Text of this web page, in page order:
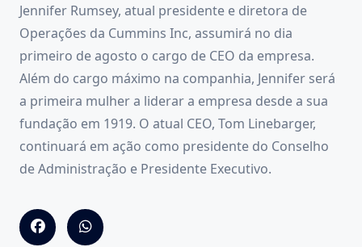
Jennifer Rumsey, atual presidente e diretora de
Operações da Cummins Inc, assumirá no dia
primeiro de agosto o cargo de CEO da empresa.
Além do cargo máximo na companhia, Jennifer será
a primeira mulher a liderar a empresa desde a sua
fundação em 1919. O atual CEO, Tom Linebarger,
continuará em ação como presidente do Conselho
de Administração e Presidente Executivo.